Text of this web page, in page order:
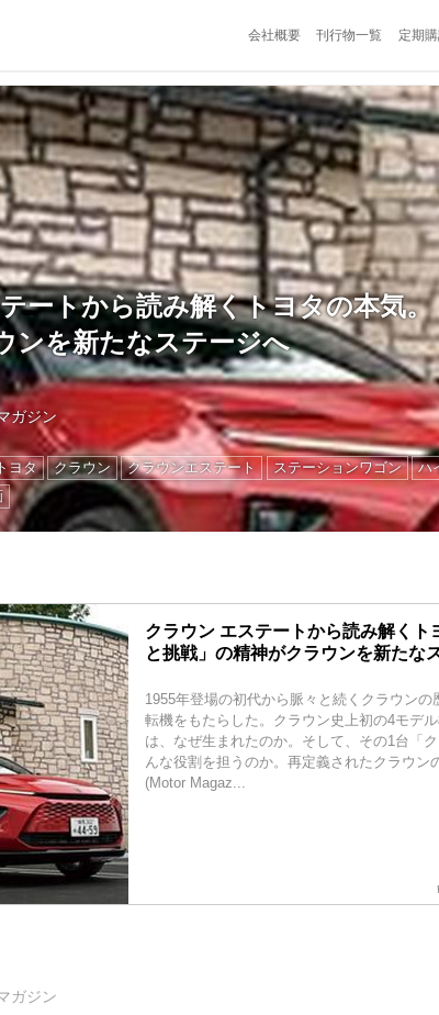
会社概要 刊行物一覧 定期
ートから読み解くトヨタの本気。
ンを新たなステージへ
ガジン
ヨタ クラウン クラウンエステート ステーションワゴン
ハ
クラウン エステートから読み解くト
と挑戦」の精神がクラウンを新たな
1955年登場の初代から脈々と続くクラウンの
転機をもたらした。クラウン史上初の4モデ
は、なぜ生まれたのか。そして、その1台「
んな役割を担うのか。再定義されたクラウン
(Motor Magaz...
ガジン